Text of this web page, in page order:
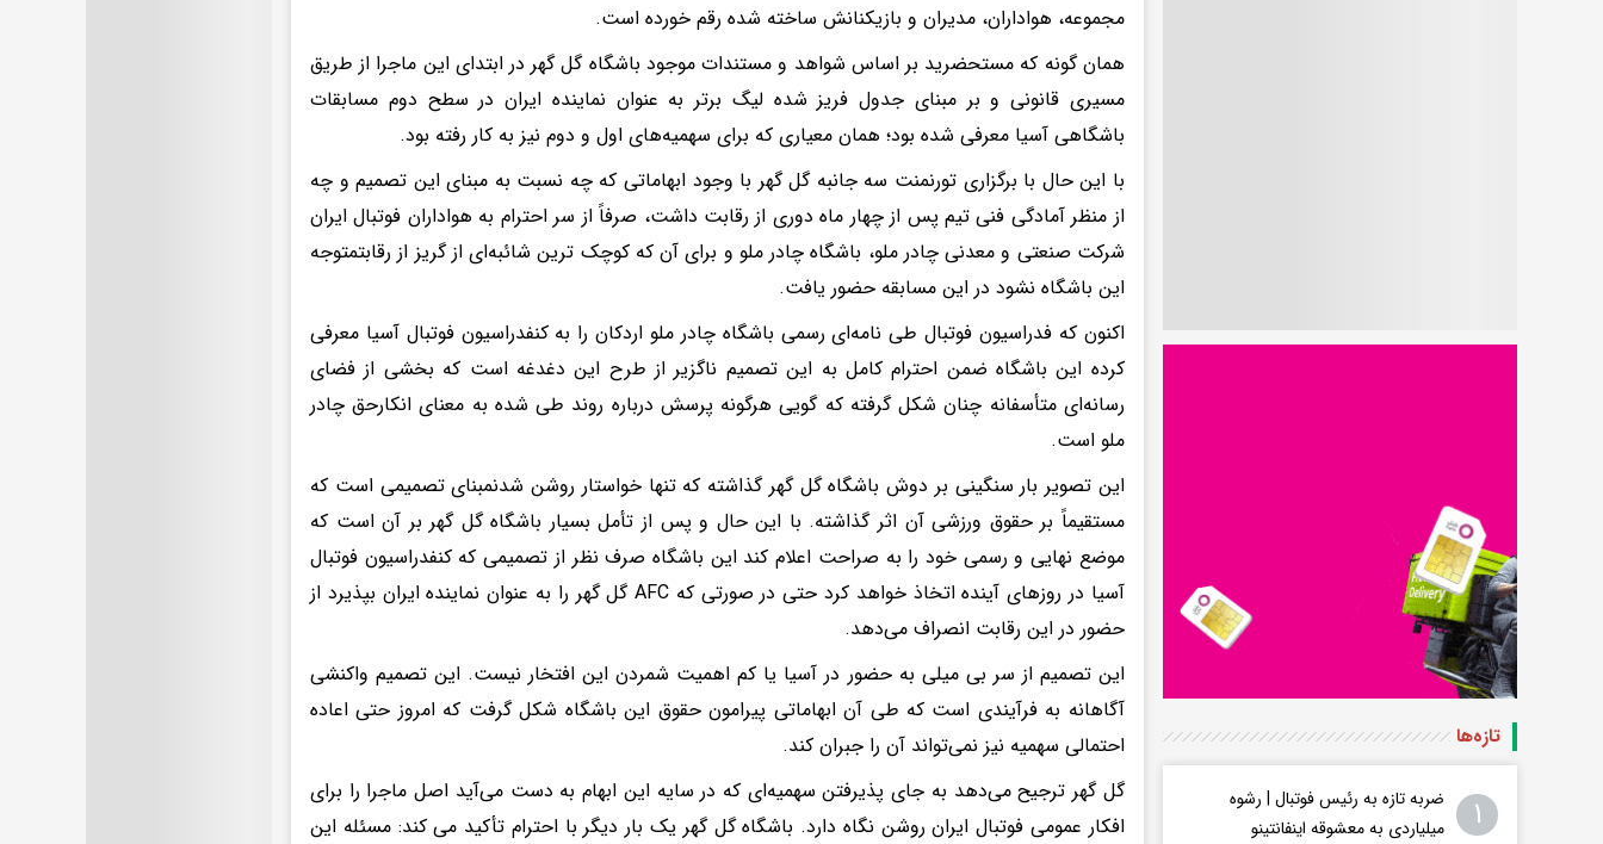
مجموعه، هواداران، مدیران و بازیکنانش ساخته شده رقم خورده است.
همان گونه که مستحضرید بر اساس شواهد و مستندات موجود باشگاه گل گهر در ابتدای این ماجرا از طریق
مسیری قانونی و بر مبنای جدول فریز شده لیگ برتر به عنوان نماینده ایران در سطح دوم مسابقات
باشگاهی آسیا معرفی شده بود؛ همان معیاری که برای سهمیه‌های اول و دوم نیز به کار رفته بود.
با این حال با برگزاری تورنمنت سه جانبه گل گهر با وجود ابهاماتی که چه نسبت به مبنای این تصمیم و چه
از منظر آمادگی فنی تیم پس از چهار ماه دوری از رقابت داشت، صرفاً از سر احترام به هواداران فوتبال ایران
شرکت صنعتی و معدنی چادر ملو، باشگاه چادر ملو و برای آن که کوچک ترین شائبه‌ای از گریز از رقابتمتوجه
این باشگاه نشود در این مسابقه حضور یافت.
اکنون که فدراسیون فوتبال طی نامه‌ای رسمی باشگاه چادر ملو اردکان را به کنفدراسیون فوتبال آسیا معرفی
کرده این باشگاه ضمن احترام کامل به این تصمیم ناگزیر از طرح این دغدغه است که بخشی از فضای
رسانه‌ای متأسفانه چنان شکل گرفته که گویی هرگونه پرسش درباره روند طی شده به معنای انکارحق چادر
ملو است.
این تصویر بار سنگینی بر دوش باشگاه گل گهر گذاشته که تنها خواستار روشن شدنمبنای تصمیمی است که
مستقیماً بر حقوق ورزشی آن اثر گذاشته. با این حال و پس از تأمل بسیار باشگاه گل گهر بر آن است که
موضع نهایی و رسمی خود را به صراحت اعلام کند این باشگاه صرف نظر از تصمیمی که کنفدراسیون فوتبال
آسیا در روزهای آینده اتخاذ خواهد کرد حتی در صورتی که AFC گل گهر را به عنوان نماینده ایران بپذیرد از
حضور در این رقابت انصراف می‌دهد.
این تصمیم از سر بی میلی به حضور در آسیا یا کم اهمیت شمردن این افتخار نیست. این تصمیم واکنشی
آگاهانه به فرآیندی است که طی آن ابهاماتی پیرامون حقوق این باشگاه شکل گرفت که امروز حتی اعاده
احتمالی سهمیه نیز نمی‌تواند آن را جبران کند.
گل گهر ترجیح می‌دهد به جای پذیرفتن سهمیه‌ای که در سایه این ابهام به دست می‌آید اصل ماجرا را برای
افکار عمومی فوتبال ایران روشن نگاه دارد. باشگاه گل گهر یک بار دیگر با احترام تأکید می کند: مسئله این
تازه‌ها
۱
ضربه تازه به رئیس فوتبال | رشوه
میلیاردی به معشوقه اینفانتینو